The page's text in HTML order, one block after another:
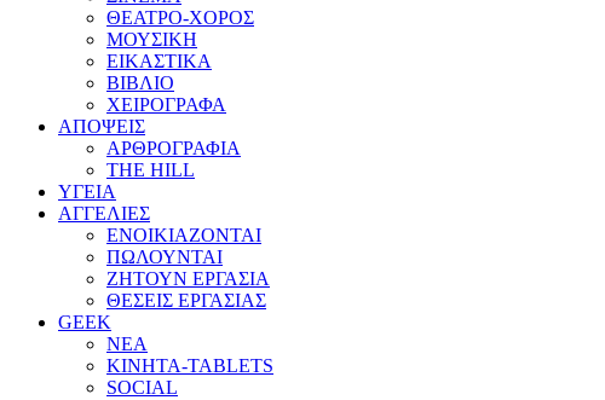
ΘΕΑΤΡΟ-ΧΟΡΟΣ
ΜΟΥΣΙΚΗ
ΕΙΚΑΣΤΙΚΑ
ΒΙΒΛΙΟ
ΧΕΙΡΟΓΡΑΦΑ
ΑΠΟΨΕΙΣ
ΑΡΘΡΟΓΡΑΦΙΑ
THE HILL
ΥΓΕΙΑ
ΑΓΓΕΛΙΕΣ
ΕΝΟΙΚΙΑΖΟΝΤΑΙ
ΠΩΛΟΥΝΤΑΙ
ΖΗΤΟΥΝ ΕΡΓΑΣΙΑ
ΘΕΣΕΙΣ ΕΡΓΑΣΙΑΣ
GEEK
ΝΕΑ
ΚΙΝΗΤΑ-TABLETS
SOCIAL